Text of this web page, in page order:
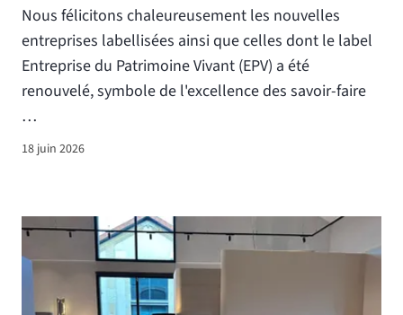
Nous félicitons chaleureusement les nouvelles
entreprises labellisées ainsi que celles dont le label
Entreprise du Patrimoine Vivant (EPV) a été
renouvelé, symbole de l'excellence des savoir-faire
…
18 juin 2026